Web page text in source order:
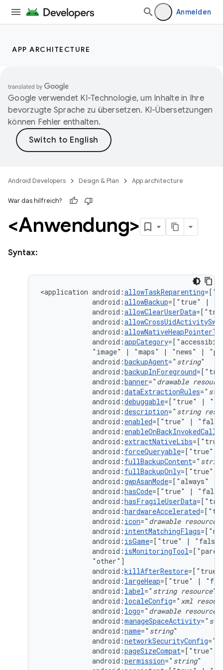
Anmelden
APP ARCHITECTURE
Google verwendet KI-Technologie, um Inhalte in Ihre
bevorzugte Sprache zu übersetzen. KI-Übersetzungen
können Fehler enthalten.
Android Developers Design & Plan App architecture
War das hilfreich?
<Anwendung>
Syntax:
<application android:allowTaskReparenting
android:allowBackup=["true"
|
android:allowClearUserData
android:
android:
android:appCategory
"image"
| "maps" | "news" |
android:backupAgent=" string
android:backupInForeground
android:banner=" drawable
android:dataExtractionRules="
android:debuggable=["true"
|
android:description=" string
android: enabled=["true"
|
android:
android: extractNativeLibs
android: forceQueryable=["true"
android: fullBackupContent="
android: fullBackupOnly=["true"
android:gwpAsanMode=["always"
android:hasCode=["true"
|
android:hasFragileUserData
android:hardwareAccelerated
android: icon=" drawable resource
android: intentMatchingFlags
android: isGame=["true"
|
android: isMonitoringTool
android:killAfterRestore=["true"
android: largeHeap=["true"
|
android: label=" string resource
android: localeConfig=" xml
android: logo=" drawable resource
android:manageSpaceActivity="
android:name=" string
android:networkSecurityConfig="
android:pageSizeCompat=["true"
android:permission=" string